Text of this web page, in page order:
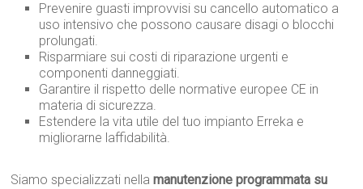
Prevenire guasti improvvisi su cancello automatico a
uso intensivo che possono causare disagi o blocchi
prolungati.
Risparmiare sui costi di riparazione urgenti e
componenti danneggiati.
Garantire il rispetto delle normative europee CE in
materia di sicurezza.
Estendere la vita utile del tuo impianto Erreka e
migliorarne laffidabilità.
Siamo specializzati nellamanutenzione programmata su